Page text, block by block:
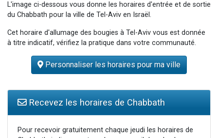
3 personnes viennent de nous rejoindre sur WhatsApp
Il reste 49 places pour étudier en groupe sur Zoom
5 personnes viennent de faire un don pour Reloger Rivka, 6 enfants, victime de violences...
L'image ci-dessous vous donne les horaires d'entrée et de sortie
du Chabbath pour la ville de Tel-Aviv en Israël.
Cet horaire d'allumage des bougies à Tel-Aviv vous est donnée
à titre indicatif, vérifiez la pratique dans votre communauté.
Personnaliser les horaires pour ma ville
Recevez les horaires de Chabbath
Pour recevoir gratuitement chaque jeudi les horaires de